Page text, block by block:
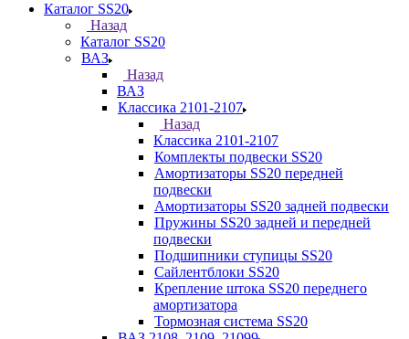
Каталог SS20
Назад
Каталог SS20
ВАЗ
Назад
ВАЗ
Классика 2101-2107
Назад
Классика 2101-2107
Комплекты подвески SS20
Амортизаторы SS20 передней
подвески
Амортизаторы SS20 задней подвески
Пружины SS20 задней и передней
подвески
Подшипники ступицы SS20
Сайлентблоки SS20
Крепление штока SS20 переднего
амортизатора
Тормозная система SS20